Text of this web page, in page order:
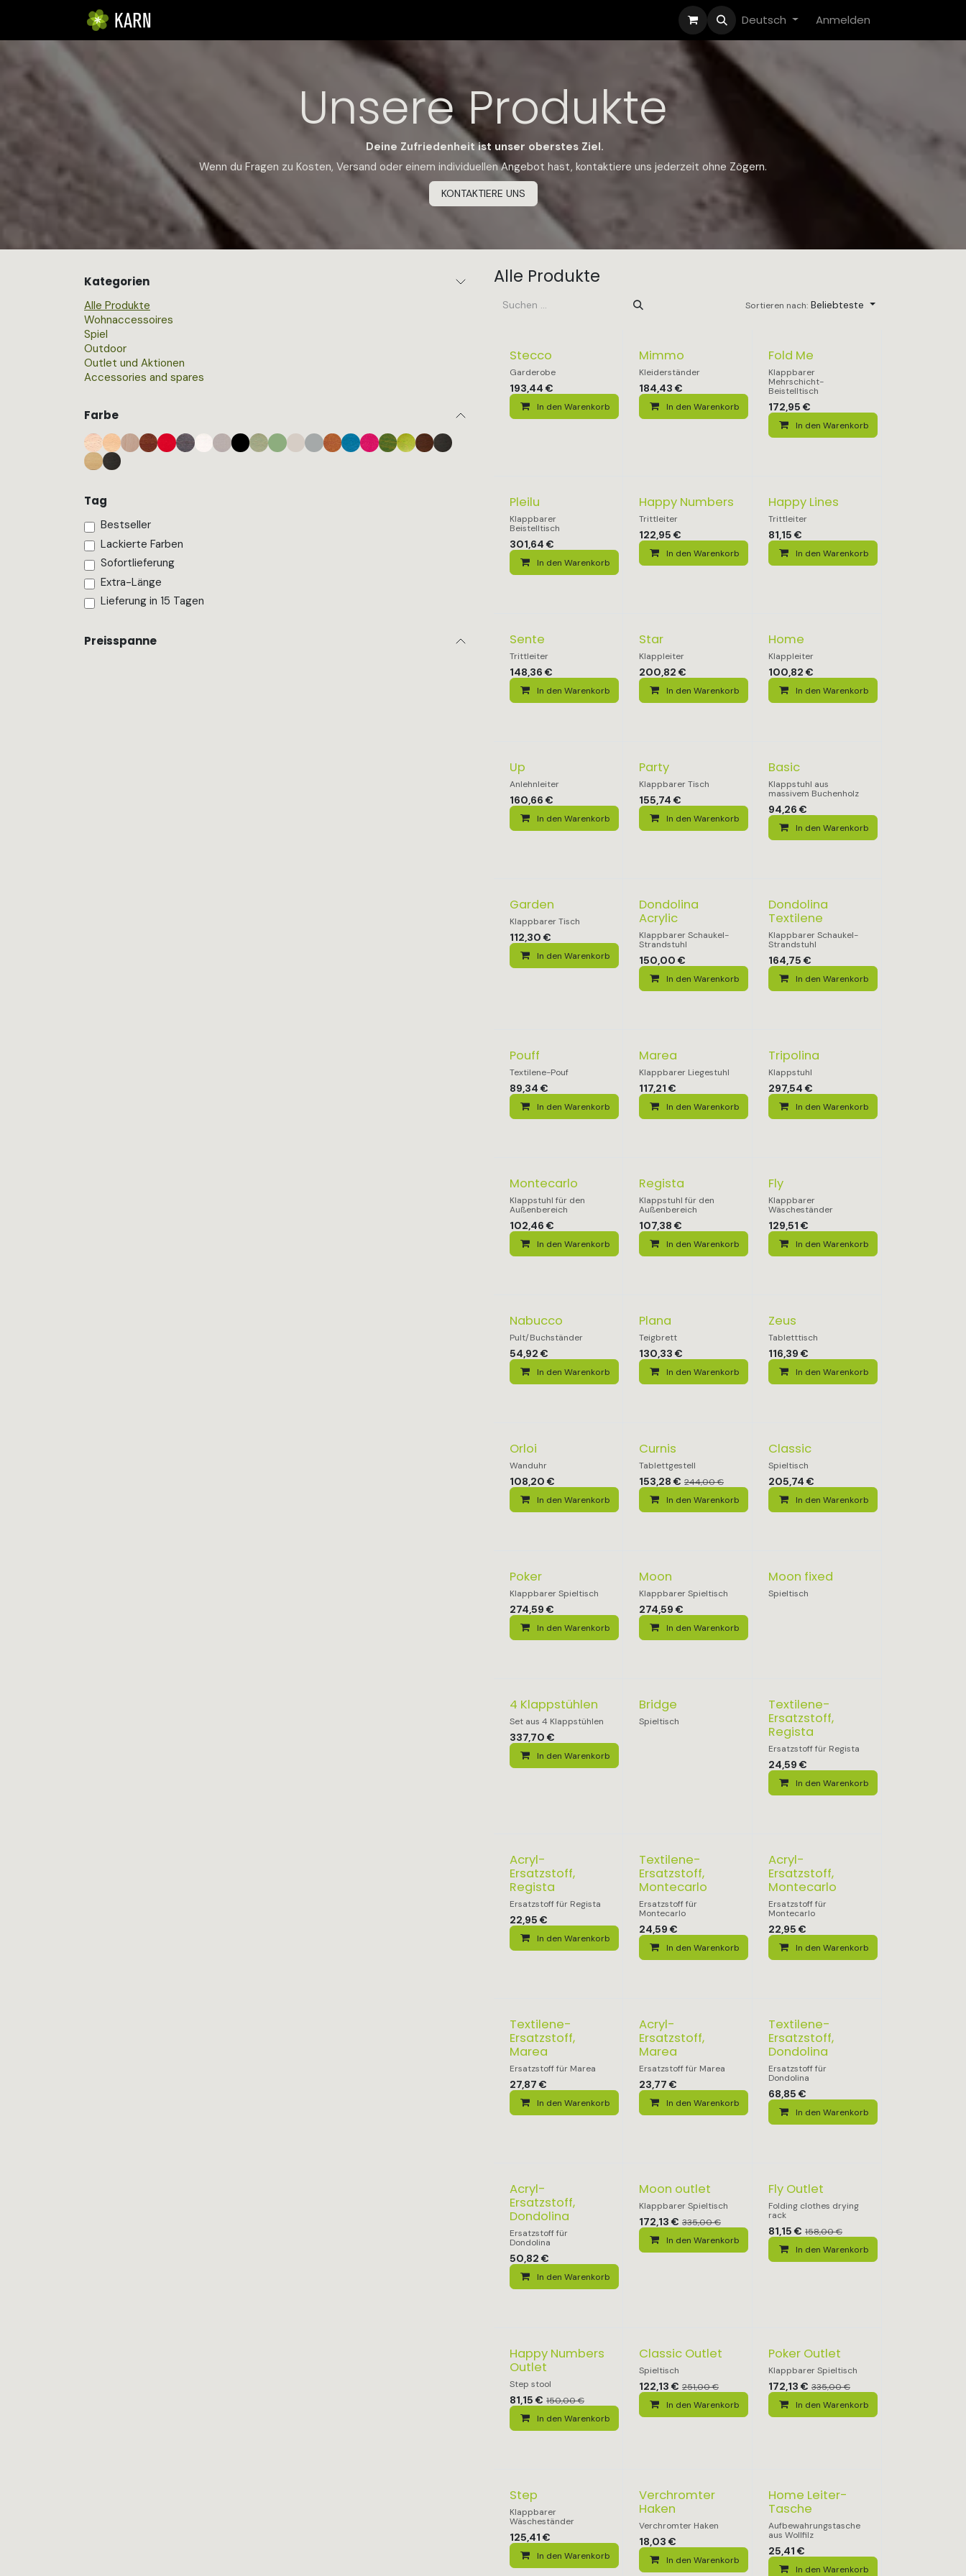
Deutsch Anmelden
Unsere Produkte
Deine Zufriedenheit ist unser oberstes Ziel.
Wenn du Fragen zu Kosten, Versand oder einem individuellen Angebot hast, kontaktiere uns jederzeit ohne Zögern.​
KONTAKTIERE UNS
Kategorien
Alle Produkte
Wohnaccessoires
Spiel
Outdoor
Outlet und Aktionen
Accessories and spares
Farbe
Tag
Bestseller
Lackierte Farben
Sofortlieferung
Extra-Länge​
Lieferung in 15 Tagen
Preisspanne
Alle Produkte
Sortieren nach: Beliebteste
Stecco
Garderobe
193,44 €
In den Warenkorb
Mimmo
Kleiderständer
184,43 €
In den Warenkorb
Fold Me
Klappbarer
Mehrschicht-
Beistelltisch
172,95 €
In den Warenkorb
Pleilu
Klappbarer
Beistelltisch
301,64 €
In den Warenkorb
Happy Numbers
Trittleiter
122,95 €
In den Warenkorb
Happy Lines
Trittleiter
81,15 €
In den Warenkorb
Sente
Trittleiter
148,36 €
In den Warenkorb
Star
Klappleiter
200,82 €
In den Warenkorb
Home
Klappleiter
100,82 €
In den Warenkorb
Up
Anlehnleiter
160,66 €
In den Warenkorb
Party
Klappbarer Tisch
155,74 €
In den Warenkorb
Basic
Klappstuhl aus
massivem Buchenholz
94,26 €
In den Warenkorb
Garden
Klappbarer Tisch
112,30 €
In den Warenkorb
Dondolina
Acrylic
Klappbarer Schaukel-
Strandstuhl
150,00 €
In den Warenkorb
Dondolina
Textilene
Klappbarer Schaukel-
Strandstuhl
164,75 €
In den Warenkorb
Pouff
Textilene-Pouf
89,34 €
In den Warenkorb
Marea
Klappbarer Liegestuhl
117,21 €
In den Warenkorb
Tripolina
Klappstuhl
297,54 €
In den Warenkorb
Montecarlo
Klappstuhl für den
Außenbereich
102,46 €
In den Warenkorb
Regista
Klappstuhl für den
Außenbereich
107,38 €
In den Warenkorb
Fly
Klappbarer
Wäscheständer
129,51 €
In den Warenkorb
Nabucco
Pult/Buchständer
54,92 €
In den Warenkorb
Plana
Teigbrett
130,33 €
In den Warenkorb
Zeus
Tabletttisch
116,39 €
In den Warenkorb
Orloi
Wanduhr
108,20 €
In den Warenkorb
Curnis
Tablettgestell
153,28 € 244,00€
In den Warenkorb
Classic
Spieltisch
205,74 €
In den Warenkorb
Poker
Klappbarer Spieltisch
274,59 €
In den Warenkorb
Moon
Klappbarer Spieltisch
274,59 €
In den Warenkorb
Moon fixed
Spieltisch
4 Klappstühlen
Set aus 4 Klappstühlen
337,70 €
In den Warenkorb
Bridge
Spieltisch
Textilene-
Ersatzstoff,
Regista
Ersatzstoff für Regista
24,59 €
In den Warenkorb
Acryl-
Ersatzstoff,
Regista
Ersatzstoff für Regista
22,95 €
In den Warenkorb
Textilene-
Ersatzstoff,
Montecarlo
Ersatzstoff für
Montecarlo
24,59 €
In den Warenkorb
Acryl-
Ersatzstoff,
Montecarlo
Ersatzstoff für
Montecarlo
22,95 €
In den Warenkorb
Textilene-
Ersatzstoff,
Marea
Ersatzstoff für Marea
27,87 €
In den Warenkorb
Acryl-
Ersatzstoff,
Marea
Ersatzstoff für Marea
23,77 €
In den Warenkorb
Textilene-
Ersatzstoff,
Dondolina
Ersatzstoff für
Dondolina
68,85 €
In den Warenkorb
Acryl-
Ersatzstoff,
Dondolina
Ersatzstoff für
Dondolina
50,82 €
In den Warenkorb
Moon outlet
Klappbarer Spieltisch
172,13 € 335,00€
In den Warenkorb
Fly Outlet
Folding clothes drying
rack
81,15 € 158,00€
In den Warenkorb
Happy Numbers
Outlet
Step stool
81,15 € 150,00€
In den Warenkorb
Classic Outlet
Spieltisch
122,13 € 251,00€
In den Warenkorb
Poker Outlet
Klappbarer Spieltisch
172,13 € 335,00€
In den Warenkorb
Step
Klappbarer
Wäscheständer
125,41 €
In den Warenkorb
Verchromter
Haken
Verchromter Haken
18,03 €
In den Warenkorb
Home Leiter-
Tasche
Aufbewahrungstasche
aus Wollfilz
25,41 €
In den Warenkorb